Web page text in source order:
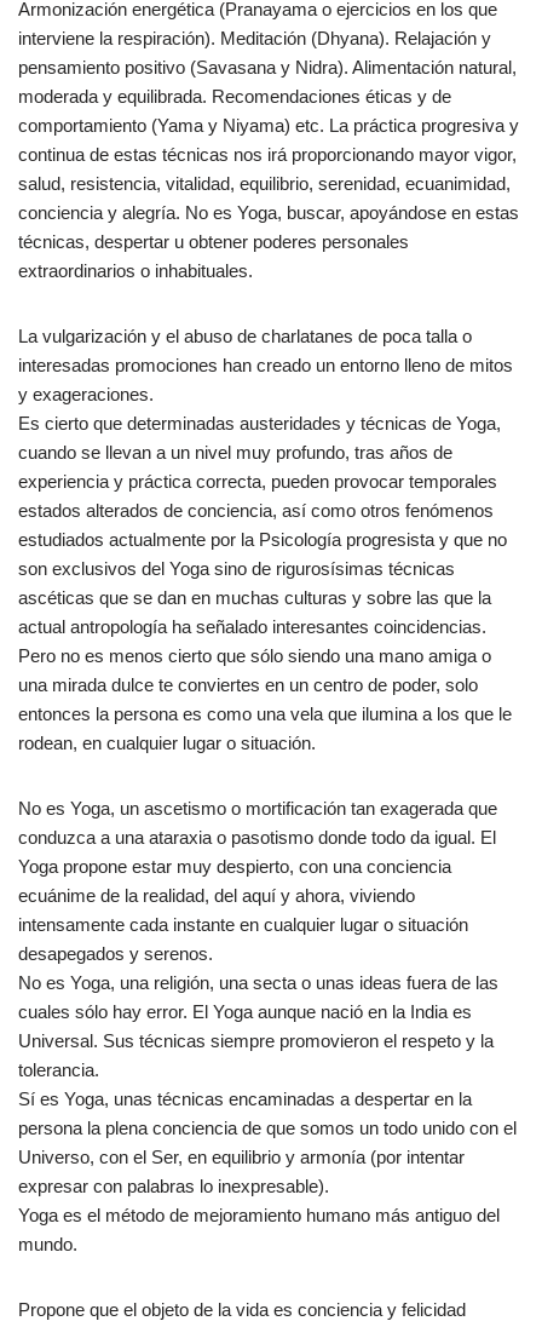
Armonización energética (Pranayama o ejercicios en los que
interviene la respiración). Meditación (Dhyana). Relajación y
pensamiento positivo (Savasana y Nidra). Alimentación natural,
moderada y equilibrada. Recomendaciones éticas y de
comportamiento (Yama y Niyama) etc. La práctica progresiva y
continua de estas técnicas nos irá proporcionando mayor vigor,
salud, resistencia, vitalidad, equilibrio, serenidad, ecuanimidad,
conciencia y alegría. No es Yoga, buscar, apoyándose en estas
técnicas, despertar u obtener poderes personales
extraordinarios o inhabituales.
La vulgarización y el abuso de charlatanes de poca talla o
interesadas promociones han creado un entorno lleno de mitos
y exageraciones.
Es cierto que determinadas austeridades y técnicas de Yoga,
cuando se llevan a un nivel muy profundo, tras años de
experiencia y práctica correcta, pueden provocar temporales
estados alterados de conciencia, así como otros fenómenos
estudiados actualmente por la Psicología progresista y que no
son exclusivos del Yoga sino de rigurosísimas técnicas
ascéticas que se dan en muchas culturas y sobre las que la
actual antropología ha señalado interesantes coincidencias.
Pero no es menos cierto que sólo siendo una mano amiga o
una mirada dulce te conviertes en un centro de poder, solo
entonces la persona es como una vela que ilumina a los que le
rodean, en cualquier lugar o situación.
No es Yoga, un ascetismo o mortificación tan exagerada que
conduzca a una ataraxia o pasotismo donde todo da igual. El
Yoga propone estar muy despierto, con una conciencia
ecuánime de la realidad, del aquí y ahora, viviendo
intensamente cada instante en cualquier lugar o situación
desapegados y serenos.
No es Yoga, una religión, una secta o unas ideas fuera de las
cuales sólo hay error. El Yoga aunque nació en la India es
Universal. Sus técnicas siempre promovieron el respeto y la
tolerancia.
Sí es Yoga, unas técnicas encaminadas a despertar en la
persona la plena conciencia de que somos un todo unido con el
Universo, con el Ser, en equilibrio y armonía (por intentar
expresar con palabras lo inexpresable).
Yoga es el método de mejoramiento humano más antiguo del
mundo.
Propone que el objeto de la vida es conciencia y felicidad